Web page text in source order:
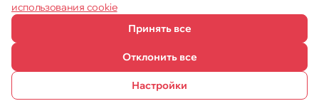
ПОЗВОНИТЬ ИЗБРАННОЕ КАТАЛОГ СРАВНЕНИЕ КОРЗИНА
использования cookie
Принять все
Отклонить все
Настройки